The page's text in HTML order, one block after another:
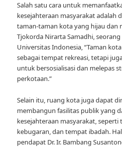
Salah satu cara untuk
kesejahteraan masyarakat adalah
taman-taman kota yang hijau dan
Tjokorda Nirarta Samadhi,
Universitas Indonesia, “Taman
sebagai tempat rekreasi, tetapi
untuk bersosialisasi dan melepas
perkotaan.”
Selain itu, ruang kota juga dapat
membangun fasilitas publik yang
kesejahteraan masyarakat,
kebugaran, dan tempat ibadah.
pendapat Dr. Ir. Bambang